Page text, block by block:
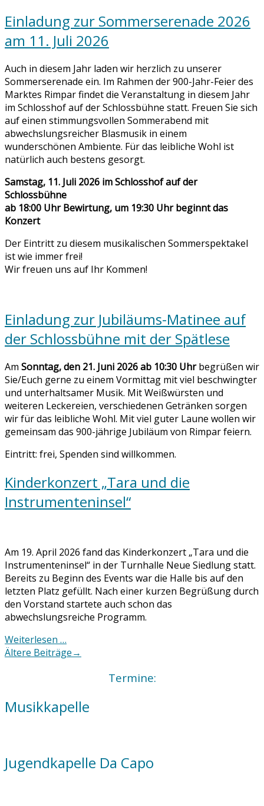
Einladung zur Sommerserenade 2026
am 11. Juli 2026
Auch in diesem Jahr laden wir herzlich zu unserer
Sommerserenade ein. Im Rahmen der 900-Jahr-Feier des
Marktes Rimpar findet die Veranstaltung in diesem Jahr
im Schlosshof auf der Schlossbühne statt. Freuen Sie sich
auf einen stimmungsvollen Sommerabend mit
abwechslungsreicher Blasmusik in einem
wunderschönen Ambiente. Für das leibliche Wohl ist
natürlich auch bestens gesorgt.
Samstag, 11. Juli 2026 im Schlosshof auf der
Schlossbühne
ab 18:00 Uhr Bewirtung, um 19:30 Uhr beginnt das
Konzert
Der Eintritt zu diesem musikalischen Sommerspektakel
ist wie immer frei!
Wir freuen uns auf Ihr Kommen!
Einladung zur Jubiläums-Matinee auf
der Schlossbühne mit der Spätlese
Am Sonntag, den 21. Juni 2026 ab 10:30 Uhrbegrüßen wir
Sie/Euch gerne zu einem Vormittag mit viel beschwingter
und unterhaltsamer Musik. Mit Weißwürsten und
weiteren Leckereien, verschiedenen Getränken sorgen
wir für das leibliche Wohl. Mit viel guter Laune wollen wir
gemeinsam das 900-jährige Jubiläum von Rimpar feiern.
Eintritt: frei, Spenden sind willkommen.
Kinderkonzert „Tara und die
Instrumenteninsel“
Am 19. April 2026 fand das Kinderkonzert „Tara und die
Instrumenteninsel“ in der Turnhalle Neue Siedlung statt.
Bereits zu Beginn des Events war die Halle bis auf den
letzten Platz gefüllt. Nach einer kurzen Begrüßung durch
den Vorstand startete auch schon das
abwechslungsreiche Programm.
Weiterlesen …
Posts
Ältere Beiträge→
Termine:
Musikkapelle
Jugendkapelle Da Capo